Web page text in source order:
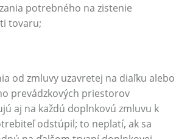
potrebného na zistenie
tovaru;
od zmluvy uzavretej na diaľku alebo
prevádzkových priestorov
aj na každú doplnkovú zmluvu k
odstúpil; to neplatí, ak sa